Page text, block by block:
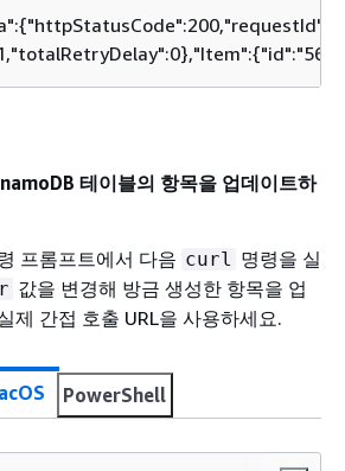
{
{
테이블의 항목을 업데이트하
프롬프트에서 다음 curl 명령을 실
값을 변경해 방금 생성한 항목을 업
제 간접 호출 URL을 사용하세요.
PowerShell